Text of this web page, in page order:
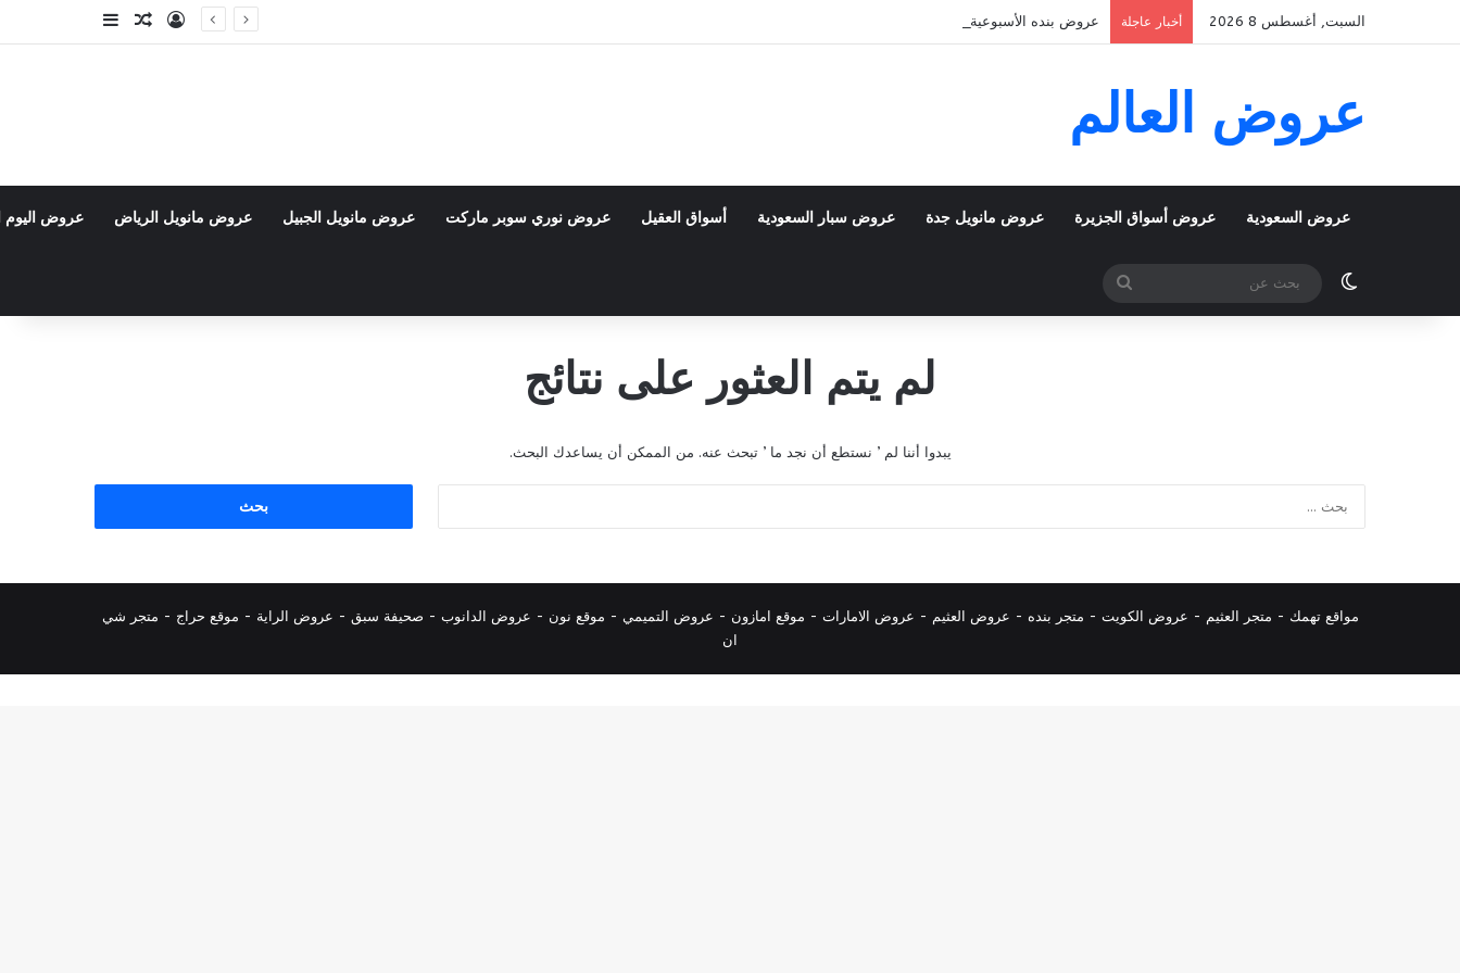
السبت, أغسطس 8 2026 أخبار عاجلة عروض بنده الأسبوعية 5 اغسطس 2026 الموافق 22 صفر 1448 Back To School تسجيل الدخول
مقال عشوائي
إضافة عمود
عروض العالم
عروض السعودية عروض أسواق الجزيرة عروض مانويل جدة عروض سبار السعودية أسواق العقيل عروض نوري سوبر ماركت عروض مانويل الجبيل عروض مانويل الرياض عروض اليوم
الوضع المظلم
بحث
عن
لم يتم العثور على نتائج
يبدوا أننا لم ’ نستطع أن نجد ما ’ تبحث عنه. من الممكن أن يساعدك البحث.
مواقع تهمك - متجر العثيم - عروض الكويت - متجر بنده - عروض العثيم - عروض الامارات - موقع امازون - عروض التميمي - موقع نون - عروض الدانوب - صحيفة سبق - عروض الراية - موقع حراج - متجر شي
ان